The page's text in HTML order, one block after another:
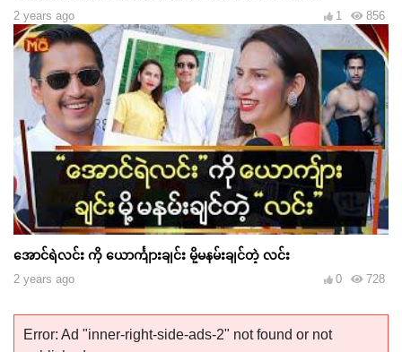
2 years ago 856
1
အောင်ရဲလင်း ကို ယောင်္ကျားချင်း မို့မနမ်းချင်တဲ့ လင်း
2 years ago 728
0
Error: Ad "inner-right-side-ads-2" not found or not